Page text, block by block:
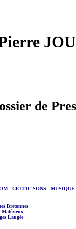
de
- CELTIC'SONS - MUSIQUE
Bretonnes
Malézieux
Laugée